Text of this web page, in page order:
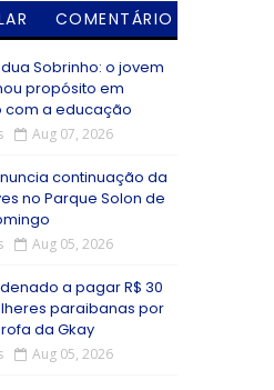
COMENTÁRIO
Sobrinho: o jovem
propósito em
com a educação
Aug 07, 2026
continuação da
no Parque Solon de
Aug 05, 2026
a pagar R$ 30
paraibanas por
da Gkay
Aug 05, 2026